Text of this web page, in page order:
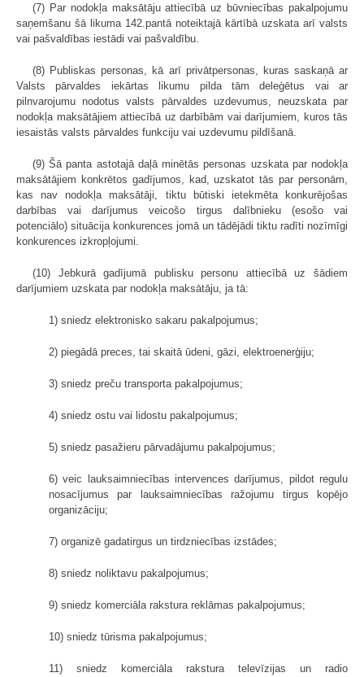
(7) Par nodokļa maksātāju attiecībā uz būvniecības pakalpojumu
saņemšanu šā likuma 142.pantā noteiktajā kārtībā uzskata arī valsts
vai pašvaldības iestādi vai pašvaldību.
(8) Publiskas personas, kā arī privātpersonas, kuras saskaņā ar
Valsts pārvaldes iekārtas likumu pilda tām deleģētus vai ar
pilnvarojumu nodotus valsts pārvaldes uzdevumus, neuzskata par
nodokļa maksātājiem attiecībā uz darbībām vai darījumiem, kuros tās
iesaistās valsts pārvaldes funkciju vai uzdevumu pildīšanā.
(9) Šā panta astotajā daļā minētās personas uzskata par nodokļa
maksātājiem konkrētos gadījumos, kad, uzskatot tās par personām,
kas nav nodokļa maksātāji, tiktu būtiski ietekmēta konkurējošas
darbības vai darījumus veicošo tirgus dalībnieku (esošo vai
potenciālo) situācija konkurences jomā un tādējādi tiktu radīti nozīmīgi
konkurences izkropļojumi.
(10) Jebkurā gadījumā publisku personu attiecībā uz šādiem
darījumiem uzskata par nodokļa maksātāju, ja tā:
1) sniedz elektronisko sakaru pakalpojumus;
2) piegādā preces, tai skaitā ūdeni, gāzi, elektroenerģiju;
3) sniedz preču transporta pakalpojumus;
4) sniedz ostu vai lidostu pakalpojumus;
5) sniedz pasažieru pārvadājumu pakalpojumus;
6) veic lauksaimniecības intervences darījumus, pildot regulu
nosacījumus par lauksaimniecības ražojumu tirgus kopējo
organizāciju;
7) organizē gadatirgus un tirdzniecības izstādes;
8) sniedz noliktavu pakalpojumus;
9) sniedz komerciāla rakstura reklāmas pakalpojumus;
10) sniedz tūrisma pakalpojumus;
11) sniedz komerciāla rakstura televīzijas un radio